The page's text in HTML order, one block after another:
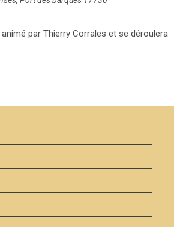
par Thierry Corrales et se déroulera